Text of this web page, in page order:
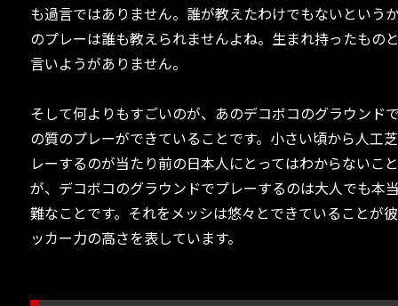
も過言ではありません。誰が教えたわけでもないという
のプレーは誰も教えられませんよね。生まれ持ったもの
言いようがありません。
そして何よりもすごいのが、あのデコボコのグラウンド
の質のプレーができていることです。小さい頃から人工
レーするのが当たり前の日本人にとってはわからないこ
が、デコボコのグラウンドでプレーするのは大人でも本
難なことです。それをメッシは悠々とできていることが
ッカー力の高さを表しています。